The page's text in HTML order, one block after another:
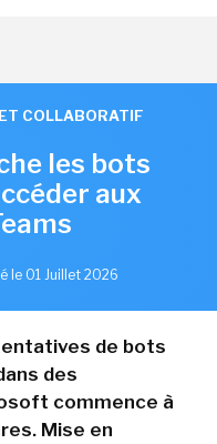
COLLABORATIF
les bots
aux
le 01 Juillet 2026
de bots
des
commence à
Mise en